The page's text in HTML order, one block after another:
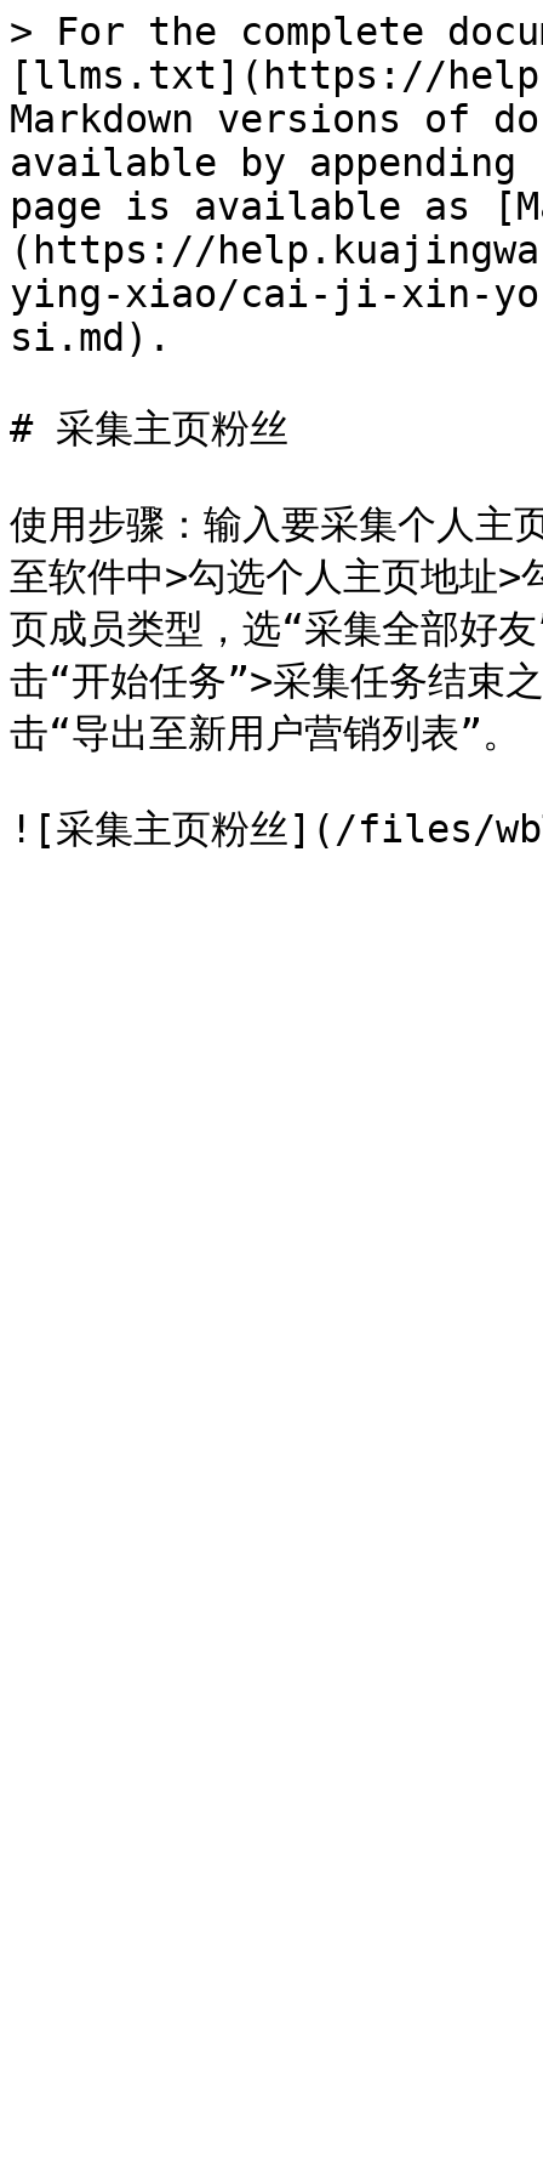
> For the complete
[llms.txt](https://
Markdown versions of
available by
page is available as
(https://
ying-xiao/cai-ji-xin-
si.md).
# 采集主页粉丝
使用步骤：输入要采集个人主
至软件中>勾选个人主页地址
页成员类型，选“采集全部好
击“开始任务”>采集任务结束
击“导出至新用户营销列表”。